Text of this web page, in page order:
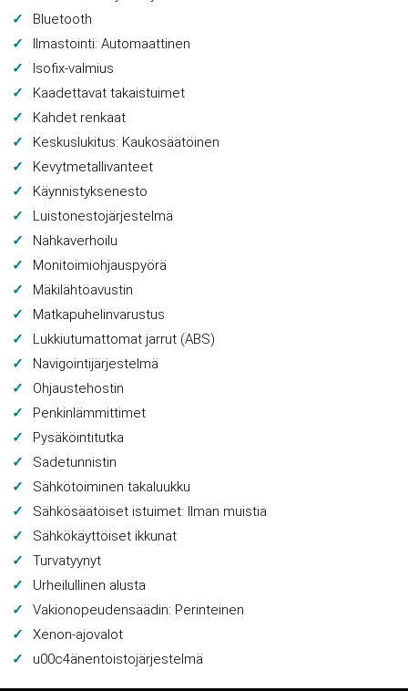
Bluetooth
Ilmastointi: Automaattinen
Isofix-valmius
Kaadettavat takaistuimet
Kahdet renkaat
Keskuslukitus: Kaukosäätöinen
Kevytmetallivanteet
Käynnistyksenesto
Luistonestojärjestelmä
Nahkaverhoilu
Monitoimiohjauspyörä
Mäkilähtöavustin
Matkapuhelinvarustus
Lukkiutumattomat jarrut (ABS)
Navigointijärjestelmä
Ohjaustehostin
Penkinlämmittimet
Pysäköintitutka
Sadetunnistin
Sähkötoiminen takaluukku
Sähkösäätöiset istuimet: Ilman muistia
Sähkökäyttöiset ikkunat
Turvatyynyt
Urheilullinen alusta
Vakionopeudensäädin: Perinteinen
Xenon-ajovalot
u00c4änentoistojärjestelmä